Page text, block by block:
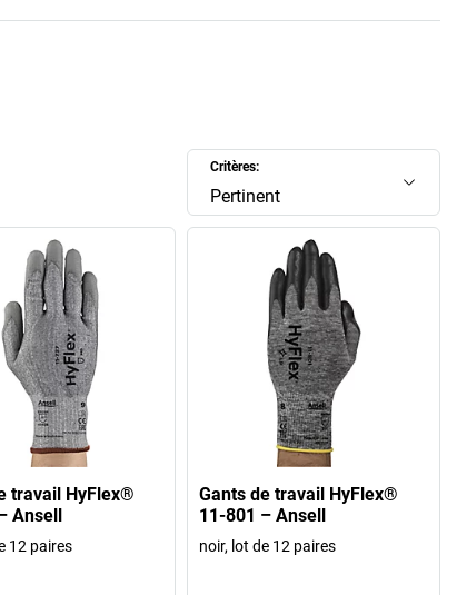
doivent non seulement être confortables mais
d'une protection optimale contre tous les risques
ils sont confrontés chaque jour.
Critères:
Pertinent
travail HyFlex®
Ansell
12 paires
Gants de travail HyFlex®
11-801 – Ansell
noir, lot de 12 paires